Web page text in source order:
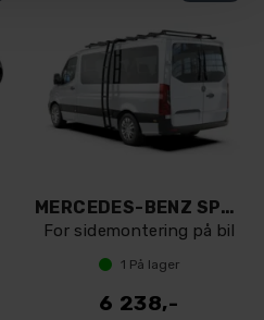
MERCEDES-BENZ SPRINTER H1 SLIMPRO STIGE
For sidemontering på bil
1 På lager
6 238,-